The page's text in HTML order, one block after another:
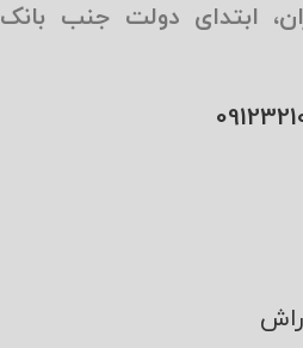
ابتدای دولت جنب بانک